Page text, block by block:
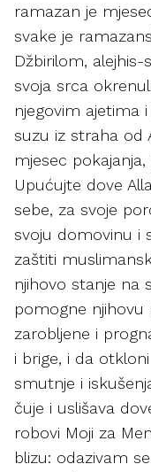
ramazan je
svake je
Džbirilom,
svoja srca
njegovim ajetima
suzu iz straha od
mjesec
Upućujte dove
sebe, za svoje
svoju domovinu i
zaštiti
njihovo stanje na
pomogne njihovu
zarobljene i
i brige, i da
smutnje i
čuje i uslišava
robovi Moji za
blizu: odazivam